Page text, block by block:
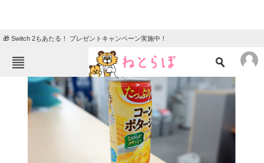
🎁 Switch 2もあたる！ プレゼントキャンペーン実施中！
ねとらぼメニュー
ニュース
クイズ
地域